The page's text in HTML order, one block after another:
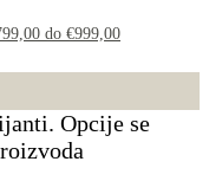
do €999,00
Opcije se